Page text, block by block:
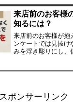
す。そこで、「提案
ーズされた環境で配
来店前のお客様
知るには？
来店前のお客様が抱
ンケートでは見抜け
みを浮き彫りにし、
スポンサーリンク